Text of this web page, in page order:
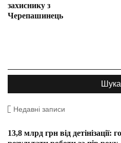
захиснику з
Черепашинець
Недавні записи
13,8 млрд грн від